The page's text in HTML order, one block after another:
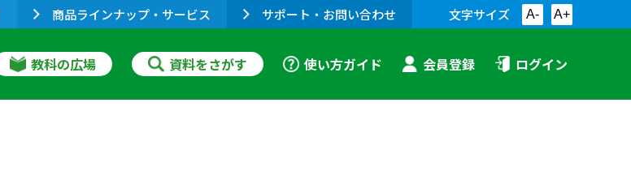
商品ラインナップ・サービス サポート・お問い合わせ 文字サイズ A- A+
教科の広場 資料をさがす 使い方ガイド 会員登録 ログイン